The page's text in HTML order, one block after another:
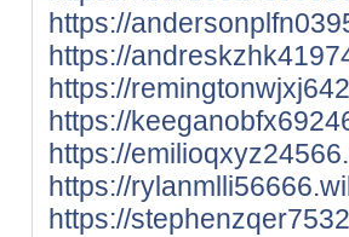
https://
https://
https://
https://
https://
https://
https://